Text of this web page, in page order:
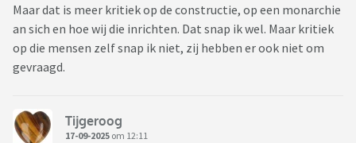
Maar dat is meer kritiek op de constructie, op een monarchie
an sich en hoe wij die inrichten. Dat snap ik wel. Maar kritiek
op die mensen zelf snap ik niet, zij hebben er ook niet om
gevraagd.
Tijgeroog
17-09-2025 om 12:11